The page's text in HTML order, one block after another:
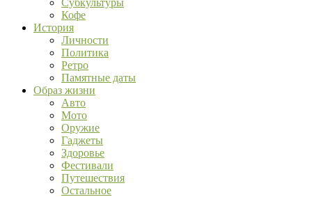
Субкультуры
Кофе
История
Личности
Политика
Ретро
Памятные даты
Образ жизни
Авто
Мото
Оружие
Гаджеты
Здоровье
Фестивали
Путешествия
Остальное